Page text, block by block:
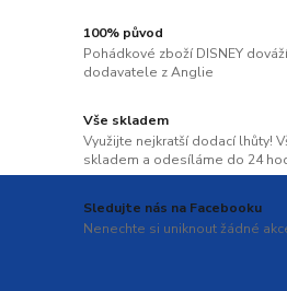
100% původ
Pohádkové zboží DISNEY
dodavatele z Anglie
Vše skladem
Využijte nejkratší dodací lhůty!
skladem a odesíláme do 24
Sledujte nás na Facebooku
Nenechte si uniknout žádné